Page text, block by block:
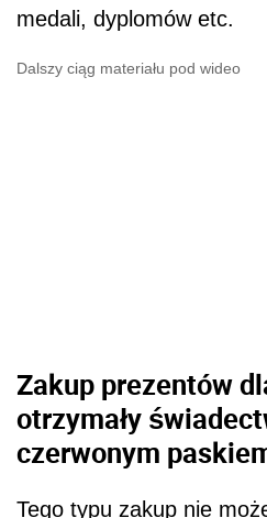
medali, dyplomów etc.
Dalszy ciąg materiału pod wideo
Zakup prezentów
otrzymały
czerwonym
Tego typu zakup nie